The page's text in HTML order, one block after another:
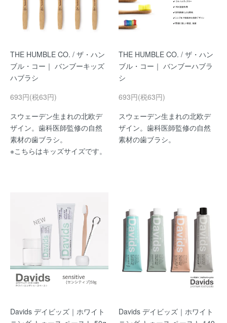
THE HUMBLE CO. / ザ・ハン
ブル・コー｜ バンブーキッズ
ハブラシ
693円(税63円)
スウェーデン生まれの北欧デ
ザイン。歯科医師監修の自然
素材の歯ブラシ。
※こちらはキッズサイズです。
THE HUMBLE CO. / ザ・ハン
ブル・コー｜ バンブーハブラ
シ
693円(税63円)
スウェーデン生まれの北欧デ
ザイン。歯科医師監修の自然
素材の歯ブラシ。
Davids デイビッズ｜ホワイト
Davids デイビッズ｜ホワイト